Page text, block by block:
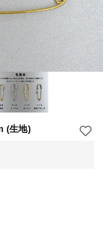
(生地)
する
板
ツ】 銅板
】 アルミ板
ツ】 アミ
ミール皿
浅皿
・挽物